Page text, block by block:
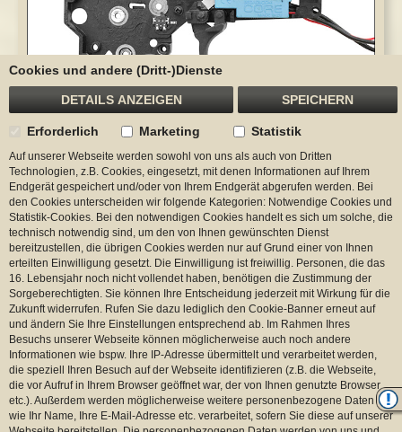
Cookies und andere (Dritt-)Dienste
DETAILS ANZEIGEN SPEICHERN
Erforderlich Marketing Statistik
Auf unserer Webseite werden sowohl von uns als auch von Dritten
Technologien, z.B. Cookies, eingesetzt, mit denen Informationen auf Ihrem
Endgerät gespeichert und/oder von Ihrem Endgerät abgerufen werden. Bei
den Cookies unterscheiden wir folgende Kategorien: Notwendige Cookies und
Statistik-Cookies. Bei den notwendigen Cookies handelt es sich um solche, die
technisch notwendig sind, um den von Ihnen gewünschten Dienst
bereitzustellen, die übrigen Cookies werden nur auf Grund einer von Ihnen
erteilten Einwilligung gesetzt. Die Einwilligung ist freiwillig. Personen, die das
16. Lebensjahr noch nicht vollendet haben, benötigen die Zustimmung der
Sorgeberechtigten. Sie können Ihre Entscheidung jederzeit mit Wirkung für die
Zukunft widerrufen. Rufen Sie dazu lediglich den Cookie-Banner erneut auf
und ändern Sie Ihre Einstellungen entsprechend ab. Im Rahmen Ihres
Besuchs unserer Webseite können möglicherweise auch noch andere
Informationen wie bspw. Ihre IP-Adresse übermittelt und verarbeitet werden,
die speziell Ihren Besuch auf der Webseite identifizieren (z.B. die Webseite,
die vor Aufruf in Ihrem Browser geöffnet war, der von Ihnen genutzte Browser
etc.). Außerdem werden möglicherweise weitere personenbezogene Daten
wie Ihr Name, Ihre E-Mail-Adresse etc. verarbeitet, sofern Sie diese auf unserer